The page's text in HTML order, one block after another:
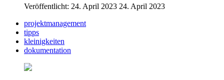
Veröffentlicht: 24. April 2023 24. April 2023
projektmanagement
tipps
kleinigkeiten
dokumentation